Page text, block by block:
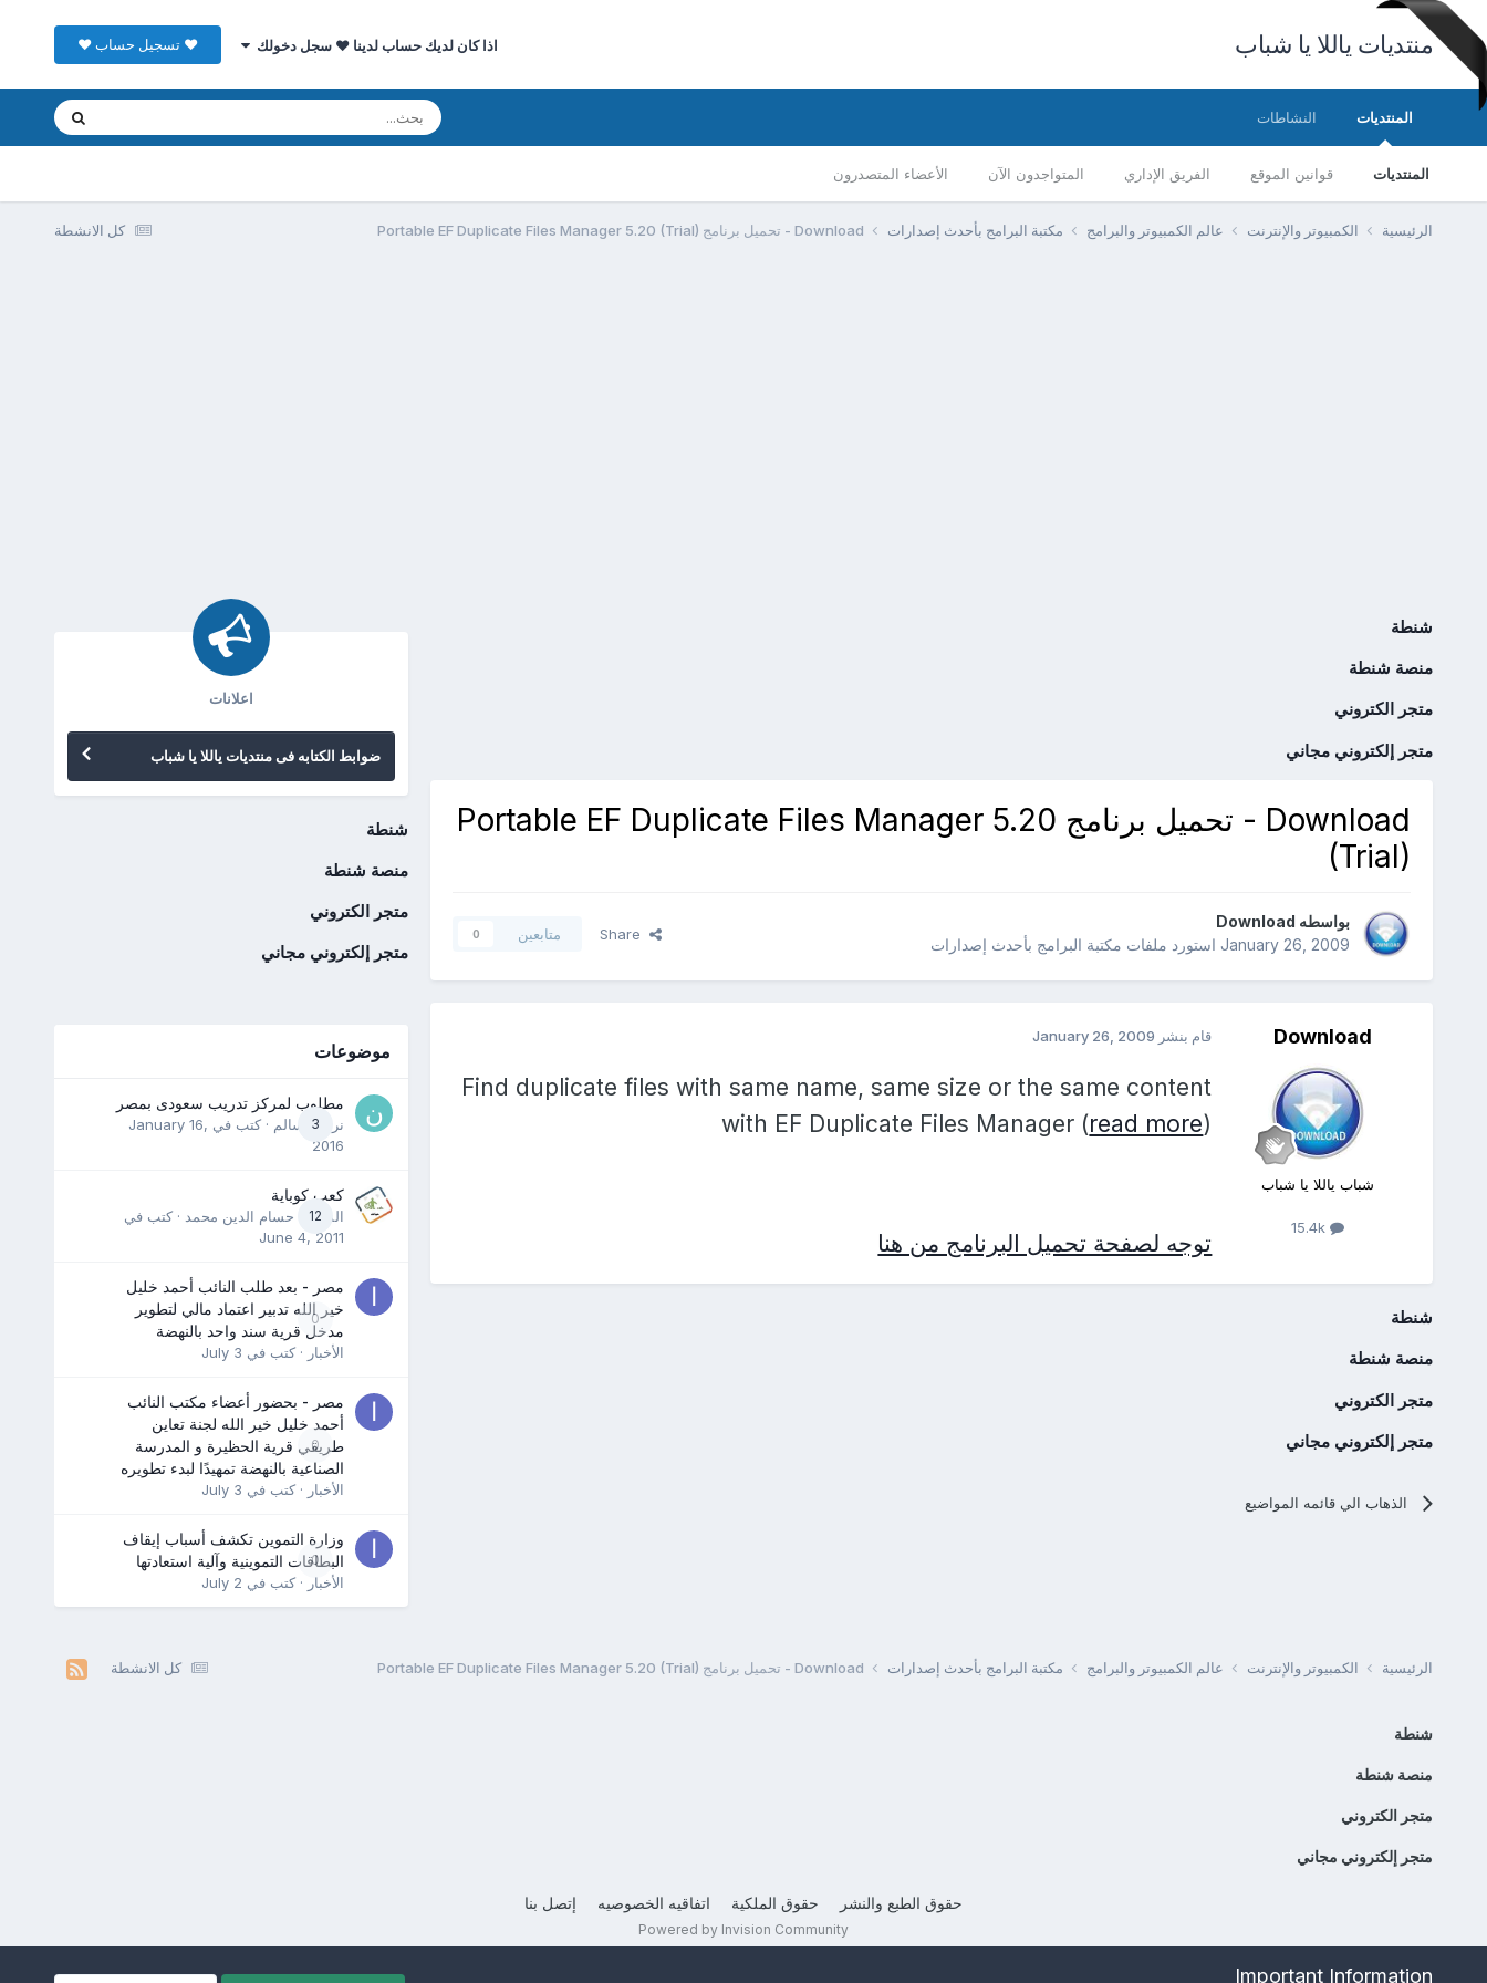
منتديات ياللا يا شباب اذا كان لديك حساب لدينا ♥ سجل دخولك ♥ تسجيل حساب ♥
المنتديات
المنتديات قوانين الموقع الفريق الإداري المتواجدون الآن الأعضاء المتصدرون
النشاطات
كل الانشطة الرئيسية الكمبيوتر والإنترنت عالم الكمبيوتر والبرامج مكتبة البرامج بأحدث إصدارات Download - تحميل برنامج Portable EF Duplicate Files Manager 5.20 (Trial)
شنطة
منصة شنطة
متجر الكتروني
متجر إلكتروني مجاني
Download - تحميل برنامج Portable EF Duplicate Files Manager 5.20
(Trial)
بواسطه Download
January 26, 2009استورد ملفات مكتبة البرامج بأحدث إصدارات
Share متابعين 0
Download
شباب ياللا يا شباب
15.4k
قام بنشر January 26, 2009
Find duplicate files with same name, same size or the same content
with EF Duplicate Files Manager (read more)
توجه لصفحة تحميل البرنامج من هنا
شنطة
منصة شنطة
متجر الكتروني
متجر إلكتروني مجاني
الذهاب الي قائمه المواضيع
اعلانات
ضوابط الكتابه فى منتديات ياللا يا شباب
شنطة
منصة شنطة
متجر الكتروني
متجر إلكتروني مجاني
موضوعات
3
مطلوب لمركز تدريب سعودى بمصر
نرمين سالم · كتب في January 16,
2016
12
كعب كوباية
المدرب حسام الدين محمد · كتب في
June 4, 2011
0
مصر - بعد طلب النائب أحمد خليل
خير الله تدبير اعتماد مالي لتطوير
مدخل قرية سند واحد بالنهضة
الأخبار · كتب في July 3
0
مصر - بحضور أعضاء مكتب النائب
أحمد خليل خير الله لجنة تعاين
طريقي قرية الحظيرة و المدرسة
الصناعية بالنهضة تمهيدًا لبدء تطويره
الأخبار · كتب في July 3
0
وزارة التموين تكشف أسباب إيقاف
البطاقات التموينية وآلية استعادتها
الأخبار · كتب في July 2
كل الانشطة الرئيسية الكمبيوتر والإنترنت عالم الكمبيوتر والبرامج مكتبة البرامج بأحدث إصدارات Download - تحميل برنامج Portable EF Duplicate Files Manager 5.20 (Trial)
شنطة
منصة شنطة
متجر الكتروني
متجر إلكتروني مجاني
حقوق الطبع والنشر حقوق الملكية اتفاقيه الخصوصيه إتصل بنا
Powered by Invision Community
Important Information